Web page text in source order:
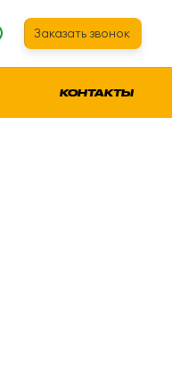
Заказать звонок
КОНТАКТЫ